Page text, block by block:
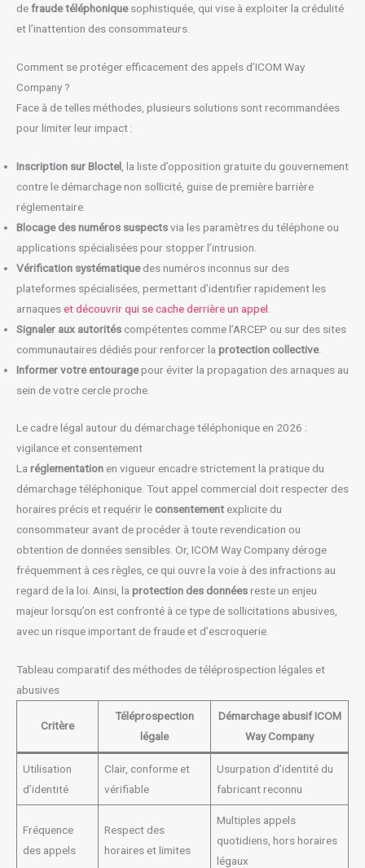
defraude téléphoniquesophistiquée, qui vise à exploiter la crédulité
et l’inattention des consommateurs.
Comment se protéger efficacement des appels d’ICOM Way
Company ?
Face à de telles méthodes, plusieurs solutions sont recommandées
pour limiter leur impact :
Inscription sur Bloctel , la liste d’opposition gratuite du gouvernement
contre le démarchage non sollicité, guise de première barrière
réglementaire.
Blocage des numéros suspectsvia les paramètres du téléphone ou
applications spécialisées pour stopper l’intrusion.
Vérification systématiquedes numéros inconnus sur des
plateformes spécialisées, permettant d’identifier rapidement les
arnaqueset découvrir qui se cache derrière un appel
Signaler aux autorités compétentes comme l’ARCEP ou sur des sites
communautaires dédiés pour renforcer la protection collective.
Informer votre entouragepour éviter la propagation des arnaques au
sein de votre cercle proche.
Le cadre légal autour du démarchage téléphonique en 2026 :
vigilance et consentement
La réglementation en vigueur encadre strictement la pratique du
démarchage téléphonique. Tout appel commercial doit respecter des
horaires précis et requérir le consentement explicite du
consommateur avant de procéder à toute revendication ou
obtention de données sensibles. Or, ICOM Way Company déroge
fréquemment à ces règles, ce qui ouvre la voie à des infractions au
regard de la loi. Ainsi, la protection des donnéesreste un enjeu
majeur lorsqu’on est confronté à ce type de sollicitations abusives,
avec un risque important de fraude et d’escroquerie.
Tableau comparatif des méthodes de téléprospection légales et
abusives
Critère
Téléprospection
légale
Démarchage abusif ICOM
Way Company
Utilisation
d’identité
Clair, conforme et
vérifiable
Usurpation d’identité du
fabricant reconnu
Fréquence
des appels
Respect des
horaires et limites
Multiples appels
quotidiens, hors horaires
légaux